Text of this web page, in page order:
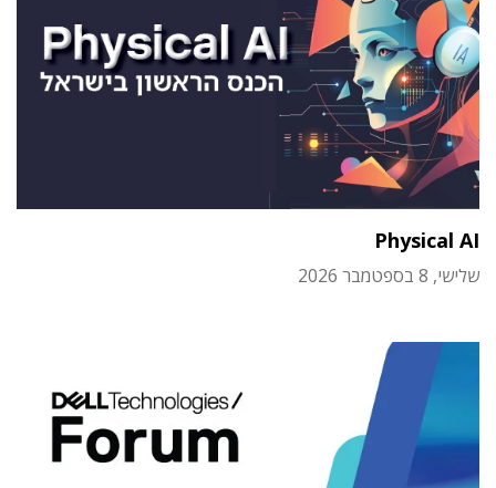
Physical AI
שלישי, 8 בספטמבר 2026